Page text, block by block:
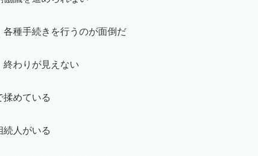
各種手続きを行うのが面倒だ
終わりが見えない
揉めている
続人がいる